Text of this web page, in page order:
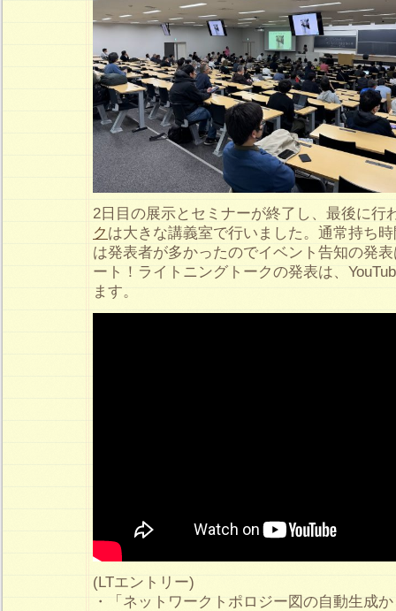
2日目の展示とセミナーが終了し、最後に行
ク は大きな講義室で行いました。通常持ち
は発表者が多かったのでイベント告知の発
ート！ライトニングトークの発表は、
ます。
(LTエントリー)
・「ネットワークトポロジー図の自動生成